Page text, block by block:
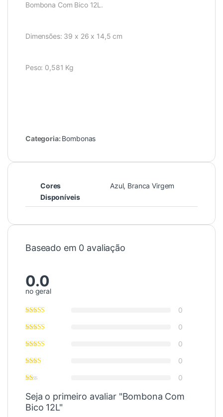
Bombona Com Bico 12L.
Dimensões: 39 x 26 x 14,5 cm
Peso: 0,581 Kg
Categoria: Bombonas
Cores
Disponíveis
Azul, Branca Virgem
Baseado em 0 avaliação
0.0
no geral
0
0
0
0
0
Seja o primeiro avaliar "Bombona Com
Bico 12L"